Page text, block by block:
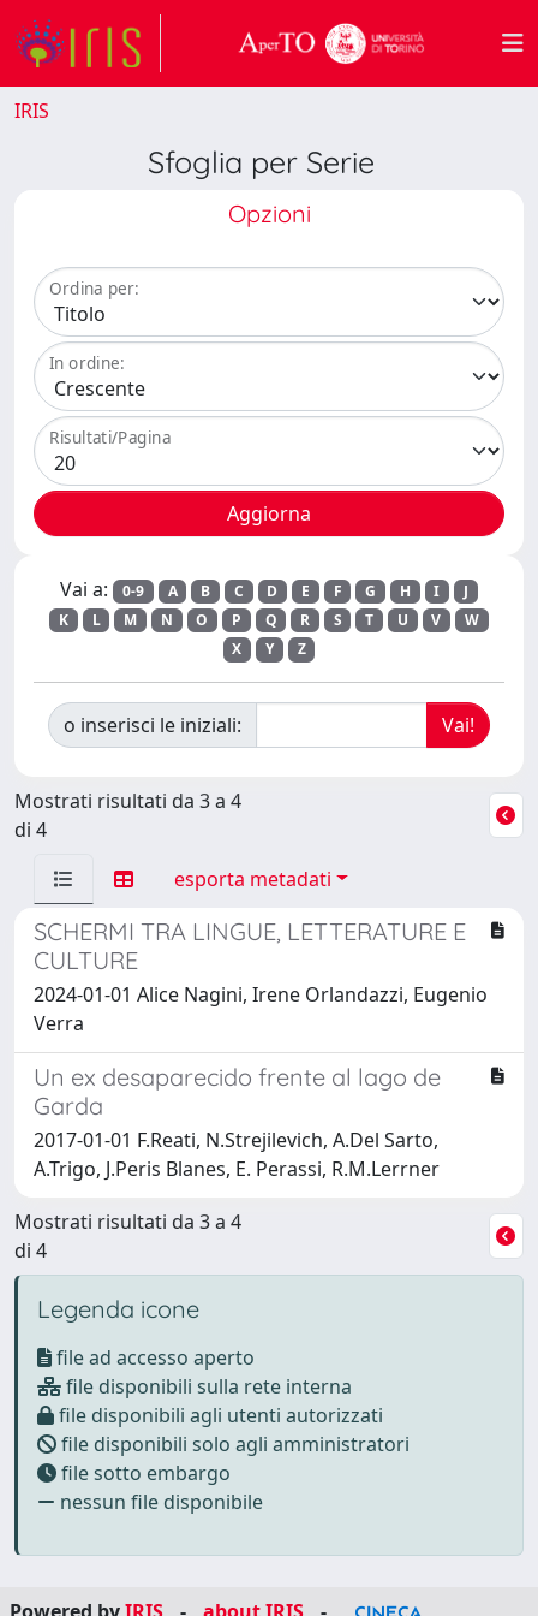
IRIS
Sfoglia per Serie
Opzioni
Ordina per:
In ordine:
Risultati/Pagina
Vai a: 0-9 A B C D E F G H I
J
K
L M N O P Q R S T U V
W
X
Y Z
o inserisci le iniziali:
Mostrati risultati da 3 a 4
di 4
esporta metadati
SCHERMI TRA LINGUE, LETTERATURE E
CULTURE
2024-01-01 Alice Nagini, Irene Orlandazzi, Eugenio
Verra
Un ex desaparecido frente al lago de
Garda
2017-01-01 F.Reati, N.Strejilevich, A.Del Sarto,
A.Trigo, J.Peris Blanes, E. Perassi, R.M.Lerrner
Mostrati risultati da 3 a 4
di 4
Legenda icone
file ad accesso aperto
file disponibili sulla rete interna
file disponibili agli utenti autorizzati
file disponibili solo agli amministratori
file sotto embargo
nessun file disponibile